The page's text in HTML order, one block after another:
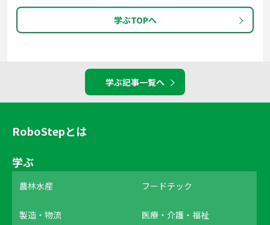
学ぶTOPへ
学ぶ記事一覧へ
RoboStepとは
学ぶ
農林水産 フードテック
製造・物流 医療・介護・福祉